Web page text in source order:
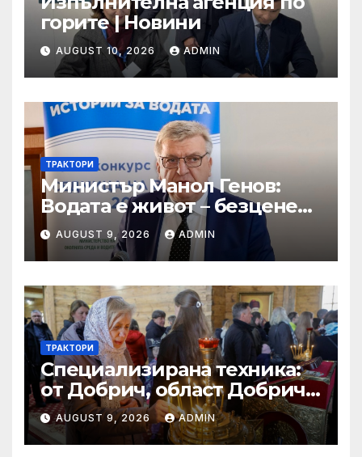
горите | Новини
AUGUST 10, 2026 ADMIN
ТРАКТОРИ
Министър Манол Генов:
Водата е живот – безценен
дар, който трябва да пазим
и ценим всеки ден!
AUGUST 9, 2026 ADMIN
ТРАКТОРИ
Специализирана техника:
от Добрич, област Добрич
Втора ръка и нови с ТОП
цени онлайн от цяла
България — Bazar.bg
AUGUST 9, 2026 ADMIN